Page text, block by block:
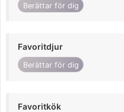
Berättar för dig
Favoritdjur
Berättar för dig
Favoritkök